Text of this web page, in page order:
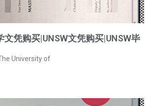
文凭购买|UNSW文凭购买|UNSW毕
University of